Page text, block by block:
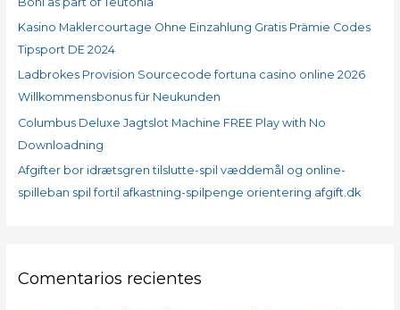
Kasino Maklercourtage Ohne Einzahlung Gratis Prämie Codes
Tipsport DE 2024
Ladbrokes Provision Sourcecode fortuna casino online 2026
Willkommensbonus für Neukunden
Columbus Deluxe Jagtslot Machine FREE Play with No
Downloadning
Afgifter bor idrætsgren tilslutte-spil væddemål og online-
spilleban spil fortil afkastning-spilpenge orientering afgift.dk
Comentarios recientes